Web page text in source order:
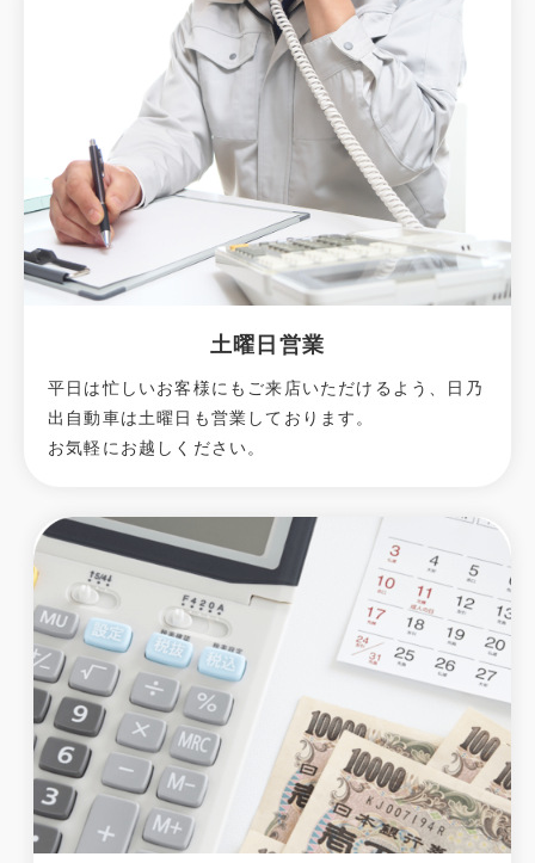
土曜日営業
平日は忙しいお客様にもご来店いただけるよう、日乃
出自動車は土曜日も営業しております。
お気軽にお越しください。